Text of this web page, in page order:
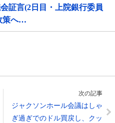
証言(2日目・上院銀行委員
策へ…
次の記事
ジャクソンホール会議はしゃ
ぎ過ぎでのドル買戻し、クッ